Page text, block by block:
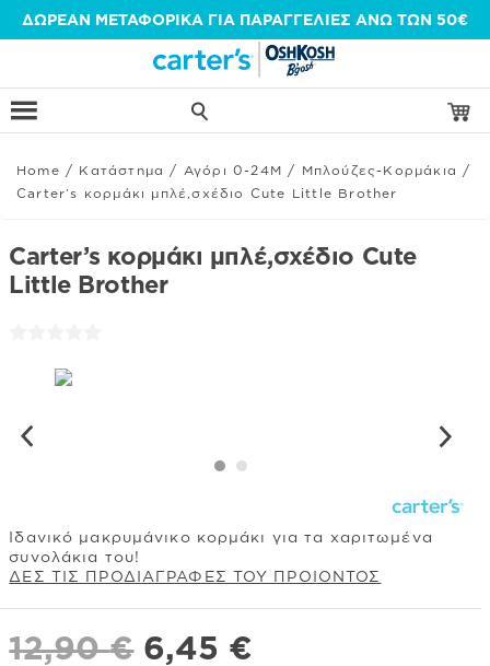
Μετάβαση
περιεχόμενο
ΔΩΡΕΑΝ ΜΕΤΑΦΟΡΙΚΑ ΓΙΑ ΠΑΡΑΓΓΕΛΙΕΣ ΑΝΩ ΤΩΝ 50€
Home / Κατάστημα / Αγόρι 0-24Μ / Μπλούζες-Κορμάκια
/
Carter’s κορμάκι μπλέ,σχέδιο Cute Little Brother
Carter’s κορμάκι μπλέ,σχέδιο Cute
Little Brother
Ιδανικό μακρυμάνικο κορμάκι για τα χαριτωμένα
συνολάκια του!
ΔΕΣ ΤΙΣ ΠΡΟΔΙΑΓΡΑΦΕΣ ΤΟΥ ΠΡΟΙΟΝΤΟΣ
12,90€ Original
6,45 €